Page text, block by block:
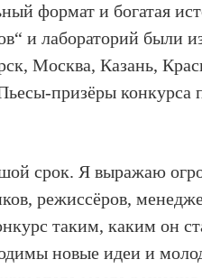
формат и богатая
и лабораторий были
Москва, Казань,
призёры конкурса
срок. Я выражаю
режиссёров,
таким, каким он
новые идеи и